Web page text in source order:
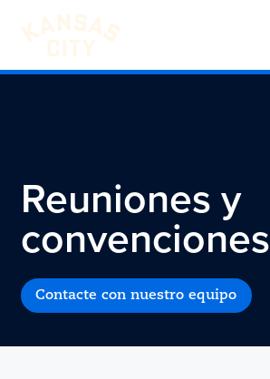
Visita KC
Reuniones y
convenciones
Contacte con nuestro equipo